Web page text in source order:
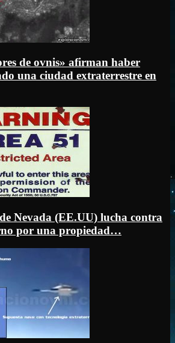
de ovnis» afirman haber
una ciudad extraterrestre en
Nevada (EE.UU) lucha contra
por una propiedad…